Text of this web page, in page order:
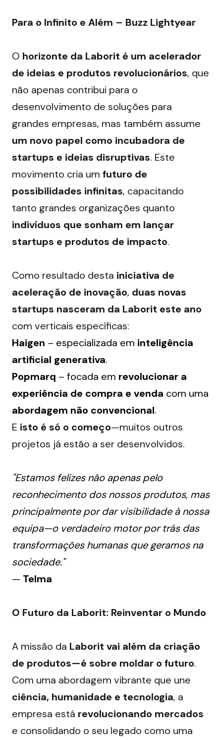
Para o Infinito e Além – Buzz Lightyear
O horizonte da Laborit é um acelerador
de ideias e produtos revolucionários, que
não apenas contribui para o
desenvolvimento de soluções para
um novo papel como incubadora de
startups e ideias disruptivas. Este
movimento cria um futuro de
possibilidades infinitas, capacitando
indivíduos que sonham em lançar
startups e produtos de impacto.
Como resultado desta iniciativa de
aceleração de inovação, duas novas
startups nasceram da Laborit este ano
com verticais específicas:
Haigen – especializada em inteligência
artificial generativa.
Popmarq – focada em revolucionar a
experiência de compra e venda com uma
abordagem não convencional.
E isto é só o começo—muitos outros
projetos já estão a ser desenvolvidos.
"Estamos felizes não apenas pelo
reconhecimento dos nossos produtos, mas
principalmente por dar visibilidade à nossa
equipa—o verdadeiro motor por trás das
transformações humanas que geramos na
sociedade."
— Telma
O Futuro da Laborit: Reinventar o Mundo
A missão da Laborit vai além da criação
de produtos—é sobre moldar o futuro.
ciência, humanidade e tecnologia, a
empresa está revolucionando mercados
e consolidando o seu legado como uma